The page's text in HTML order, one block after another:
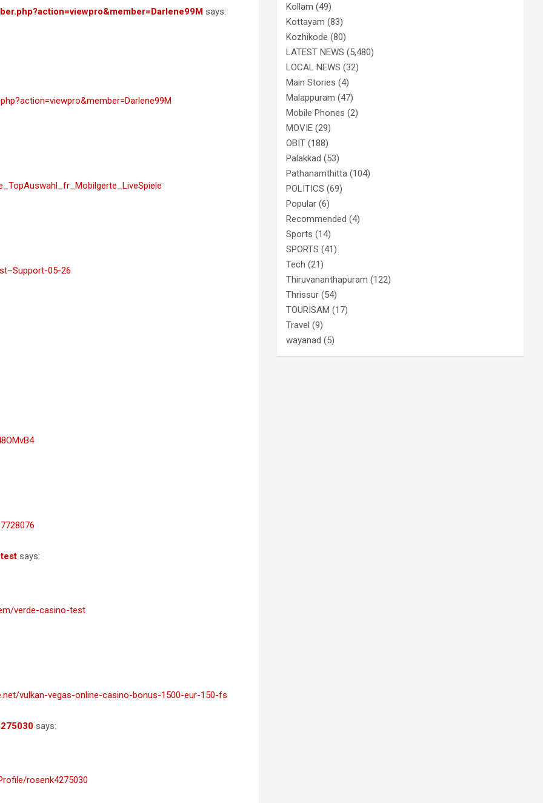
says:
05-26
says:
verde-casino-test
vulkan-vegas-online-casino-bonus-1500-eur-150-fs
says:
rosenk4275030
Kollam (49)
Kottayam (83)
Kozhikode (80)
LATEST NEWS (5,480)
LOCAL NEWS (32)
Main Stories (4)
Malappuram (47)
Mobile Phones (2)
MOVIE (29)
OBIT (188)
Palakkad (53)
Pathanamthitta (104)
POLITICS (69)
Popular (6)
Recommended (4)
Sports (14)
SPORTS (41)
Tech (21)
Thiruvananthapuram (122)
Thrissur (54)
TOURISAM (17)
Travel (9)
wayanad (5)